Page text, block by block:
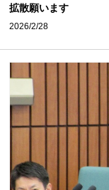
拡散願います
2026/2/28